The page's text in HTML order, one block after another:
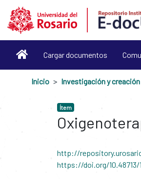
Cargar documentos
Inicio Investigación y creación
Ítem
http://
https://doi.org/10.48713/